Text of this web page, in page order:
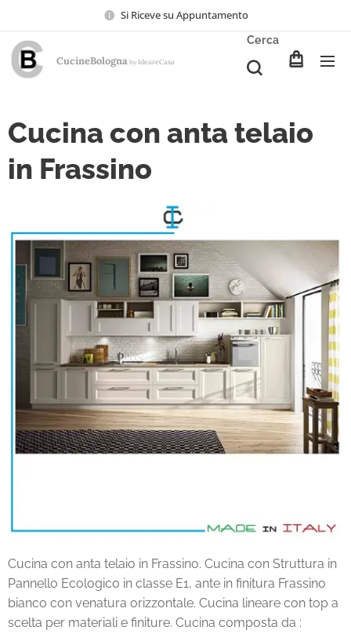
Si Riceve su Appuntamento
CucineBologna by IdeareCasa
Cerca
Cucina con anta telaio
in Frassino
Cucina con anta telaio in Frassino. Cucina con Struttura in
Pannello Ecologico in classe E1, ante in finitura Frassino
bianco con venatura orizzontale. Cucina lineare con top a
scelta per materiali e finiture. Cucina composta da :